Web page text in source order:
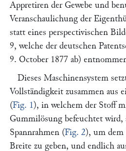
Appretiren der Gewebe und
Veranschaulichung der
statt eines perspectivischen
9, welche der deutschen
9. October 1877 ab)
Dieses Maschinensystem
Vollständigkeit zusammen aus
(Fig. 1), in welchem der Stoff
Gummilösung befeuchtet wird,
Spannrahmen (Fig. 2), um dem
Breite zu geben, und endlich